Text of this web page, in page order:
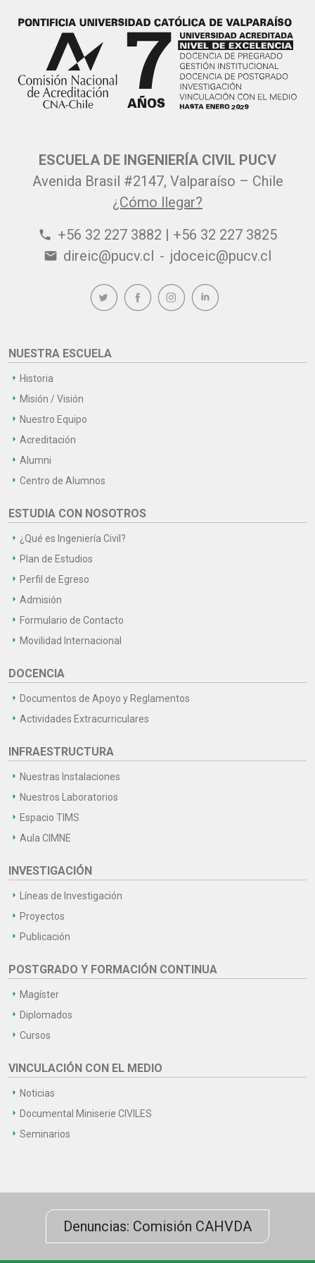
ESCUELA DE INGENIERÍA CIVIL PUCV
Avenida Brasil #2147, Valparaíso – Chile
¿Cómo llegar?
phone +56 32 227 3882 | +56 32 227 3825
email direic@pucv.cl - jdoceic@pucv.cl
NUESTRA ESCUELA
Historia
Misión / Visión
Nuestro Equipo
Acreditación
Alumni
Centro de Alumnos
ESTUDIA CON NOSOTROS
¿Qué es Ingeniería Civil?
Plan de Estudios
Perfil de Egreso
Admisión
Formulario de Contacto
Movilidad Internacional
DOCENCIA
Documentos de Apoyo y Reglamentos
Actividades Extracurriculares
INFRAESTRUCTURA
Nuestras Instalaciones
Nuestros Laboratorios
Espacio TIMS
Aula CIMNE
INVESTIGACIÓN
Líneas de Investigación
Proyectos
Publicación
POSTGRADO Y FORMACIÓN CONTINUA
Magíster
Diplomados
Cursos
VINCULACIÓN CON EL MEDIO
Noticias
Documental Miniserie CIVILES
Seminarios
Denuncias: Comisión CAHVDA